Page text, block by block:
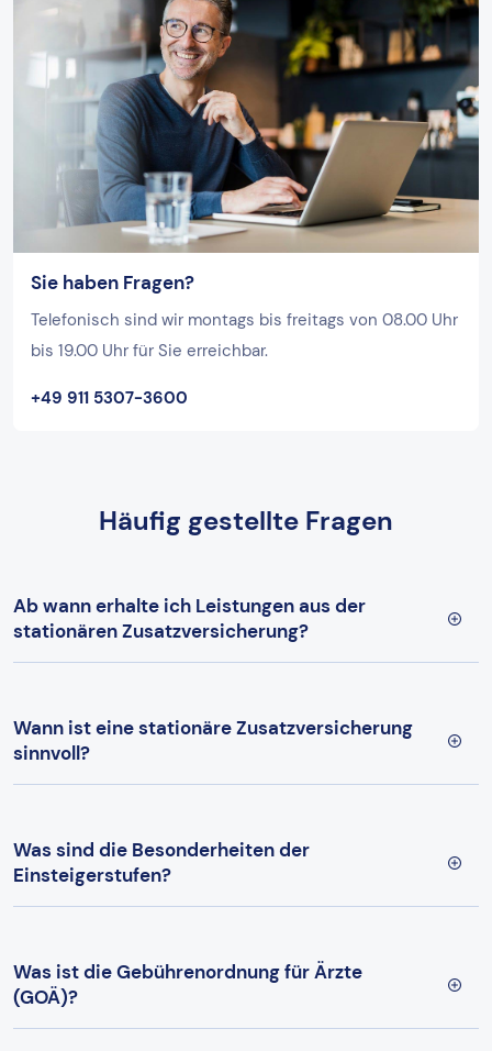
Sie haben Fragen?
Telefonisch sind wir montags bis freitags von 08.00 Uhr
bis 19.00 Uhr für Sie erreichbar.
+49 911 5307-3600
Häufig gestellte Fragen
Ab wann erhalte ich Leistungen aus der
stationären Zusatzversicherung?
Wann ist eine stationäre Zusatzversicherung
sinnvoll?
Was sind die Besonderheiten der
Einsteigerstufen?
Was ist die Gebührenordnung für Ärzte
(GOÄ)?